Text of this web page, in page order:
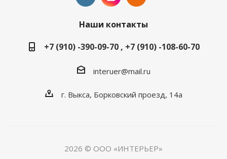
Наши контакты
+7 (910) -390-09-70 , +7 (910) -108-60-70
interuer@mail.ru
г. Выкса, Борковский проезд, 14а
2026 © ООО «ИНТЕРЬЕР»